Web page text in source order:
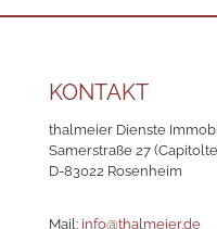
KONTAKT
thalmeier Dienste
Samerstraße 27
D-83022 Rosenheim
Mail: info@thalmeier.de